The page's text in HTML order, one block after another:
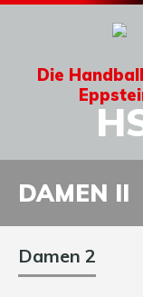
Die
DAMEN II
Damen 2